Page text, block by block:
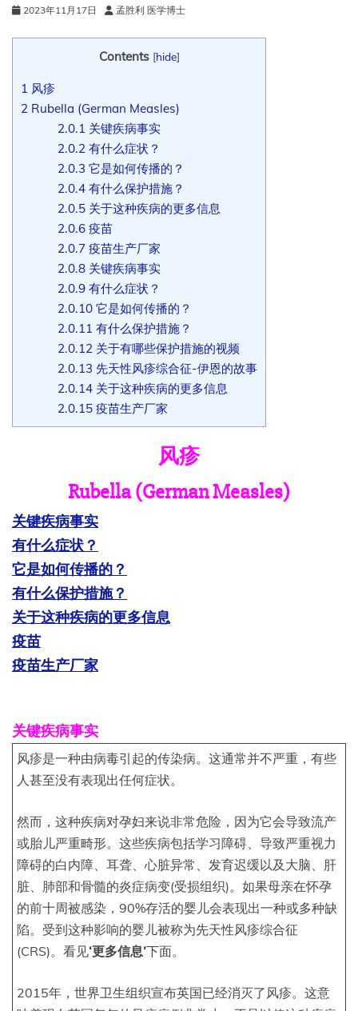
2023年11月17日 孟胜利 医学博士
Contents [hide]
1 风疹
2 Rubella (German Measles)
2.0.1 关键疾病事实
2.0.2有什么症状？
2.0.3 它是如何传播的？
2.0.4有什么保护措施？
2.0.5关于这种疾病的更多信息
2.0.6疫苗
2.0.7疫苗生产厂家
2.0.8关键疾病事实
2.0.9有什么症状？
2.0.10它是如何传播的？
2.0.11 有什么保护措施？
2.0.12关于有哪些保护措施的视频
2.0.13 先天性风疹综合征-伊恩的故事
2.0.14关于这种疾病的更多信息
2.0.15疫苗生产厂家
风疹
Rubella (German Measles)
关键疾病事实
有什么症状？
它是如何传播的？
有什么保护措施？
关于这种疾病的更多信息
疫苗
疫苗生产厂家
关键疾病事实
风疹是一种由病毒引起的传染病。这通常并不严重，有些
人甚至没有表现出任何症状。
然而，这种疾病对孕妇来说非常危险，因为它会导致流产
或胎儿严重畸形。这些疾病包括学习障碍、导致严重视力
障碍的白内障、耳聋、心脏异常、发育迟缓以及大脑、肝
脏、肺部和骨髓的炎症病变(受损组织)。如果母亲在怀孕
的前十周被感染，90%存活的婴儿会表现出一种或多种缺
陷。受到这种影响的婴儿被称为先天性风疹综合征
(CRS)。看见‘更多信息’下面。
2015年，世界卫生组织宣布英国已经消灭了风疹。这意